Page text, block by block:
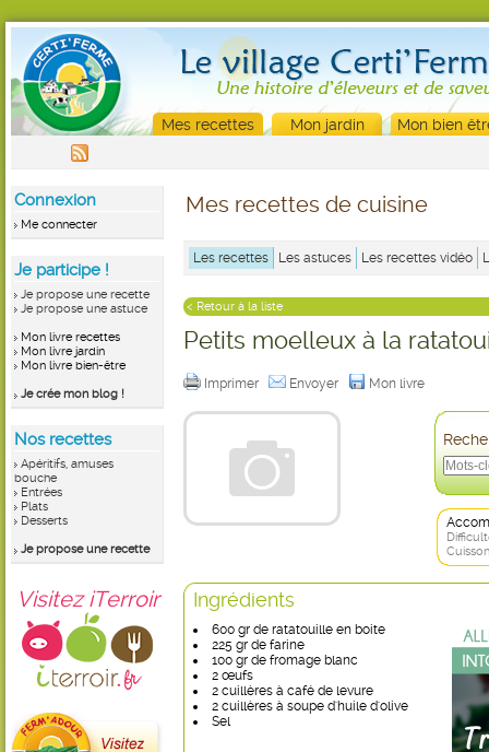
Mes recettes Mon jardin Mon bien
Connexion
Me connecter
Je participe !
Je propose une recette
Je propose une astuce
Mon livre recettes
Mon livre jardin
Mon livre bien-être
Je crée mon blog !
Nos recettes
Apéritifs, amuses
bouche
Entrées
Plats
Desserts
Je propose une recette
Visitez iTerroir
Mes recettes de cuisine
Les recettes Les astuces Les recettes vidéo
< Retour à la liste
Petits moelleux à la
Imprimer Envoyer Mon livre
Ingrédients
600 gr de ratatouille en boite
225 gr de farine
100 gr de fromage blanc
2 œufs
2 cuillères à café de levure
2 cuillères à soupe d'huile d'olive
Sel